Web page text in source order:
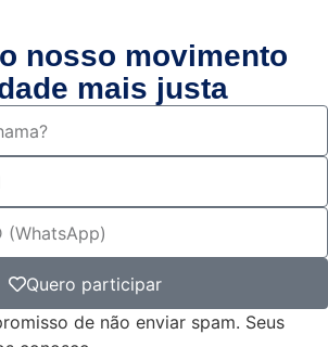
nosso movimento
mais justa
Quero participar
de não enviar spam. Seus